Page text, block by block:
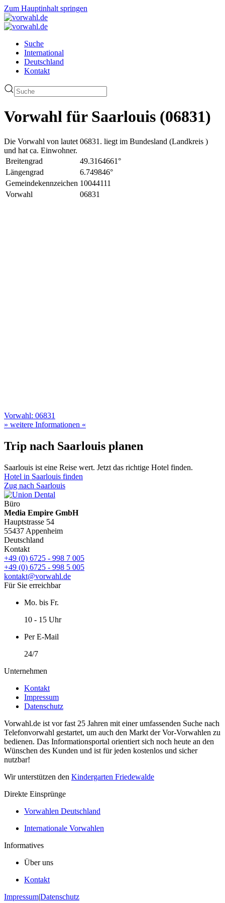
Zum Hauptinhalt springen
Suche
International
Deutschland
Kontakt
Vorwahl für Saarlouis (06831)
Die Vorwahl von lautet 06831. liegt im Bundesland (Landkreis )
und hat ca. Einwohner.
Breitengrad
49.3164661°
Längengrad
6.749846°
Gemeindekennzeichen 10044111
Vorwahl
06831
Vorwahl: 06831
» weitere Informationen «
Trip nach Saarlouis planen
Saarlouis ist eine Reise wert. Jetzt das richtige Hotel finden.
Hotel in Saarlouis finden
Zug nach Saarlouis
Büro
Media Empire GmbH
Hauptstrasse 54
55437 Appenheim
Deutschland
Kontakt
+49 (0) 6725 - 998 7 005
+49 (0) 6725 - 998 5 005
kontakt@vorwahl.de
Für Sie erreichbar
Mo. bis Fr.
10 - 15 Uhr
Per E-Mail
24/7
Unternehmen
Kontakt
Impressum
Datenschutz
Vorwahl.de ist vor fast 25 Jahren mit einer umfassenden Suche nach
Telefonvorwahl gestartet, um auch den Markt der Vor-Vorwahlen zu
bedienen. Das Informationsportal orientiert sich noch heute an den
Wünschen des Kunden und ist für jeden kostenlos und sicher
nutzbar!
Wir unterstützen den Kindergarten Friedewalde
Direkte Einsprünge
Vorwahlen Deutschland
Internationale Vorwahlen
Informatives
Über uns
Kontakt
Impressum|Datenschutz